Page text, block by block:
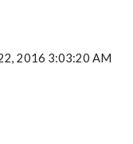
2016 3:03:20 AM